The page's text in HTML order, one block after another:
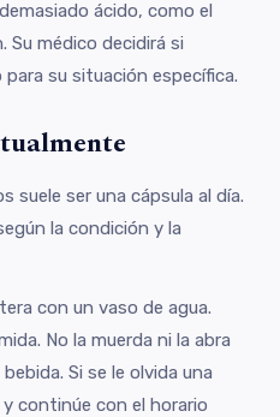
ácido, como el
Su médico decidirá si
su situación específica.
suele ser una cápsula al día.
la condición y la
con un vaso de agua.
No la muerda ni la abra
Si se le olvida una
continúe con el horario